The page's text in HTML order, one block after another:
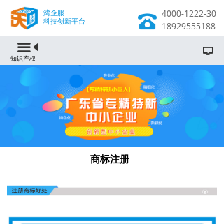
4000-1222-30
18929555188
湾企服
科技创新平台
넡
끀
知识产权
商标注册